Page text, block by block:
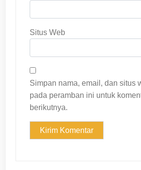
Situs Web
Simpan nama, email, dan situs
pada peramban ini untuk
berikutnya.